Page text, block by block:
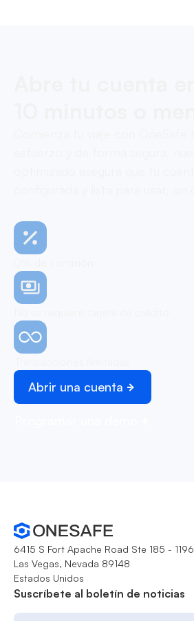
Abrir una cuenta
6415 S Fort Apache Road Ste 185 - 1196
Las Vegas, Nevada 89148
Estados Unidos
Suscríbete al boletín de noticias